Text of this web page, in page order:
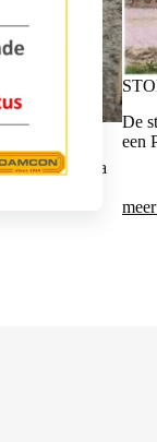
een Pazzaglia
De
een